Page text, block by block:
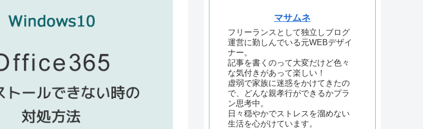
マサムネ
フリーランスとして独立しブログ
運営に勤しんでいる元WEBデザイ
ナー。
記事を書くのって大変だけど色々
な気付きがあって楽しい！
虚弱で家族に迷惑をかけてきたの
で、どんな親孝行ができるかプラ
ン思考中。
日々穏やかでストレスを溜めない
生活を心がけています。